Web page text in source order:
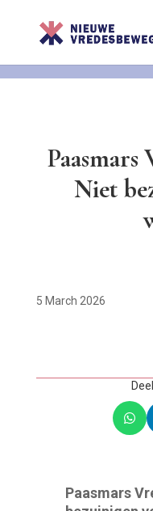
Paasmars
Niet
5 March 2026
Paasmars